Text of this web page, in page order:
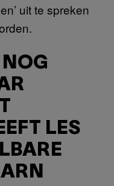
uit te spreken
NOG
LES